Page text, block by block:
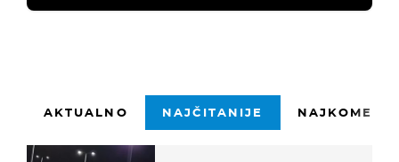
AKTUALNO NAJČITANIJE